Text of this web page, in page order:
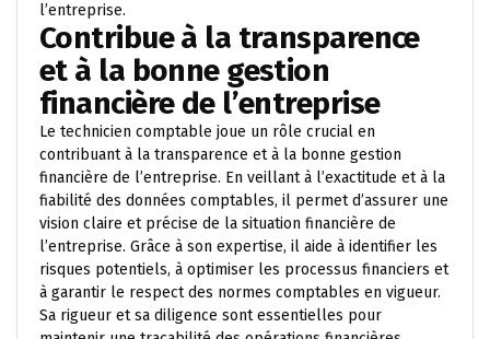
l’entreprise.
Contribue à la transparence
et à la bonne gestion
financière de l’entreprise
Le technicien comptable joue un rôle crucial en
contribuant à la transparence et à la bonne gestion
financière de l’entreprise. En veillant à l’exactitude et à la
fiabilité des données comptables, il permet d’assurer une
vision claire et précise de la situation financière de
l’entreprise. Grâce à son expertise, il aide à identifier les
risques potentiels, à optimiser les processus financiers et
à garantir le respect des normes comptables en vigueur.
Sa rigueur et sa diligence sont essentielles pour